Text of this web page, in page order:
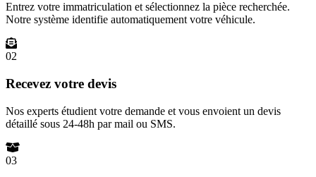
Entrez votre immatriculation et sélectionnez la pièce recherchée.
Notre système identifie automatiquement votre véhicule.
02
Recevez votre devis
Nos experts étudient votre demande et vous envoient un devis
détaillé sous 24-48h par mail ou SMS.
03